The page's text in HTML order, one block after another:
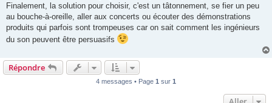
Finalement, la solution pour choisir, c'est un tâtonnement, se fier un peu
au bouche-à-oreille, aller aux concerts ou écouter des démonstrations
produits qui parfois sont trompeuses car on sait comment les ingénieurs
du son peuvent être persuasifs
Répondre
4 messages • Page 1 sur 1